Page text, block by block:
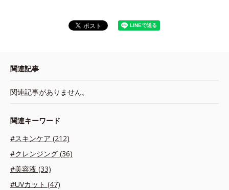
関連記事
関連記事がありません。
関連キーワード
#スキンケア (212)
#クレンジング (36)
#美容液 (33)
#UVカット (47)